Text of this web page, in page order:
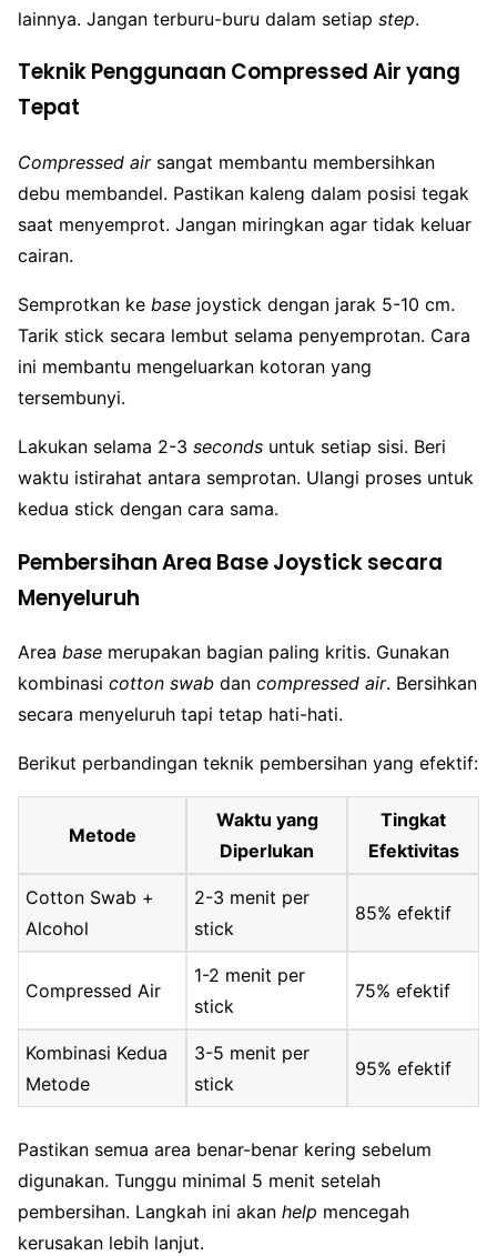
lainnya. Jangan terburu-buru dalam setiap step.
Teknik Penggunaan Compressed Air yang
Tepat
Compressed airsangat membantu membersihkan
debu membandel. Pastikan kaleng dalam posisi tegak
saat menyemprot. Jangan miringkan agar tidak keluar
cairan.
Semprotkan ke base joystick dengan jarak 5-10 cm.
Tarik stick secara lembut selama penyemprotan. Cara
ini membantu mengeluarkan kotoran yang
tersembunyi.
Lakukan selama 2-3 seconds untuk setiap sisi. Beri
waktu istirahat antara semprotan. Ulangi proses untuk
kedua stick dengan cara sama.
Pembersihan Area Base Joystick secara
Menyeluruh
Area base merupakan bagian paling kritis. Gunakan
kombinasi cotton swab dan compressed air. Bersihkan
secara menyeluruh tapi tetap hati-hati.
Berikut perbandingan teknik pembersihan yang efektif:
Metode
Waktu yang
Diperlukan
Tingkat
Efektivitas
Cotton Swab +
Alcohol
2-3 menit per
stick
85% efektif
Compressed Air
1-2 menit per
stick
75% efektif
Kombinasi Kedua
Metode
3-5 menit per
stick
95% efektif
Pastikan semua area benar-benar kering sebelum
digunakan. Tunggu minimal 5 menit setelah
pembersihan. Langkah ini akan help mencegah
kerusakan lebih lanjut.